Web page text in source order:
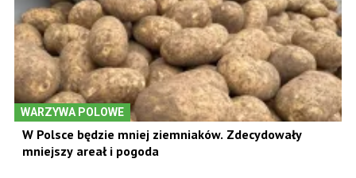
WARZYWA POLOWE
W Polsce będzie mniej ziemniaków. Zdecydowały
mniejszy areał i pogoda